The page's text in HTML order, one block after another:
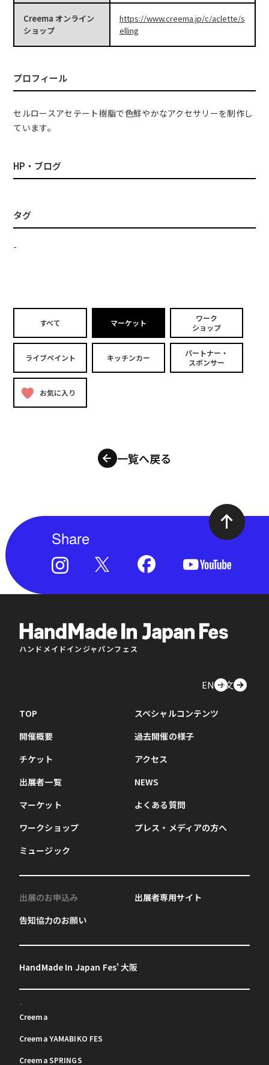
Creema オンライン
ショップ
https://www.creema.jp/c/aclette/s
elling
プロフィール
セルロースアセテート樹脂で色鮮やかなアクセサリーを制作し
ています。
HP・ブログ
タグ
-
すべて マーケット
ワーク
ショップ
ライブペイント キッチンカー
パートナー・
スポンサー
お気に入り
一覧へ戻る
Share
ハンドメイドインジャパンフェス
EN中文
TOP
開催概要
チケット
出展者一覧
マーケット
ワークショップ
ミュージック
スペシャルコンテンツ
過去開催の様子
アクセス
NEWS
よくある質問
プレス・メディアの方へ
出展のお申込み
告知協力のお願い
出展者専用サイト
HandMade In Japan Fes' 大阪
Creema
Creema YAMABIKO FES
Creema SPRINGS